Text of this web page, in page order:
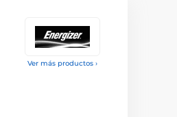
Ver más productos ›